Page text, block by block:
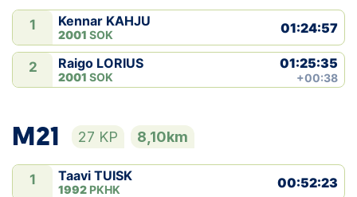
1 Kennar KAHJU
2001 SOK 01:24:57
2 Raigo LORIUS
2001 SOK
01:25:35
+00:38
M21 27 KP 8,10km
1 Taavi TUISK
1992 PKHK 00:52:23